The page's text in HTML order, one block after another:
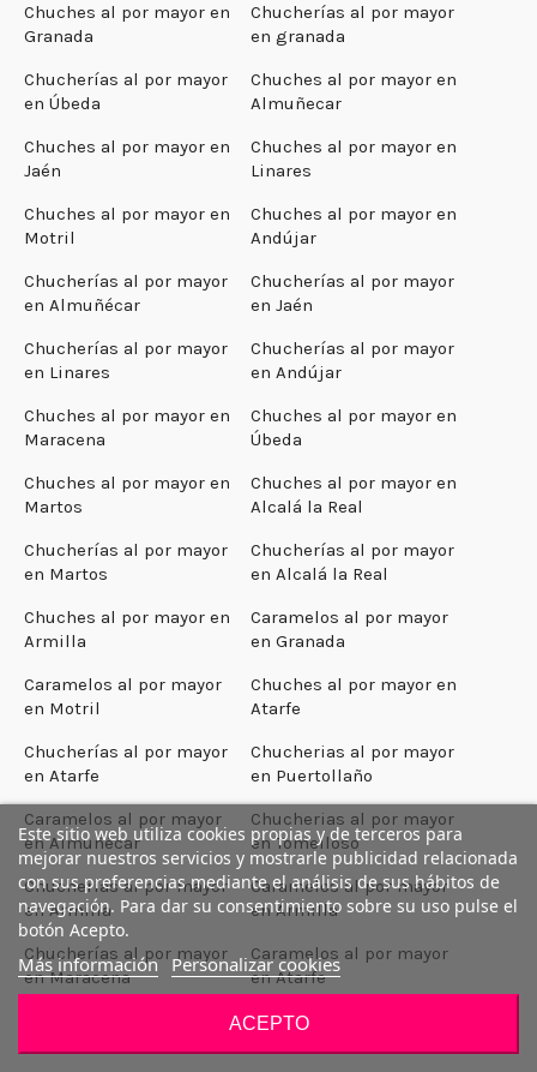
Chuches al por mayor en
Granada
Chucherías al por mayor
en granada
Chucherías al por mayor
en Úbeda
Chuches al por mayor en
Almuñecar
Chuches al por mayor en
Jaén
Chuches al por mayor en
Linares
Chuches al por mayor en
Motril
Chuches al por mayor en
Andújar
Chucherías al por mayor
en Almuñécar
Chucherías al por mayor
en Jaén
Chucherías al por mayor
en Linares
Chucherías al por mayor
en Andújar
Chuches al por mayor en
Maracena
Chuches al por mayor en
Úbeda
Chuches al por mayor en
Martos
Chuches al por mayor en
Alcalá la Real
Chucherías al por mayor
en Martos
Chucherías al por mayor
en Alcalá la Real
Chuches al por mayor en
Armilla
Caramelos al por mayor
en Granada
Caramelos al por mayor
en Motril
Chuches al por mayor en
Atarfe
Chucherías al por mayor
en Atarfe
Chucherias al por mayor
en Puertollaño
Caramelos al por mayor
en Almuñécar
Chucherias al por mayor
en Tomelloso
Chucherías al por mayor
en Armilla
Caramelos al por mayor
en Armilla
Chucherías al por mayor
en Maracena
Caramelos al por mayor
en Atarfe
Caramelos al por mayor
Este sitio web utiliza cookies propias y de terceros para
mejorar nuestros servicios y mostrarle publicidad relacionada
con sus preferencias mediante el análisis de sus hábitos de
navegación. Para dar su consentimiento sobre su uso pulse el
botón Acepto.
Más información Personalizar cookies
ACEPTO